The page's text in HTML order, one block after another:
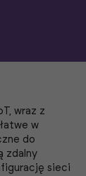
wraz z
w
do
zdalny
sieci